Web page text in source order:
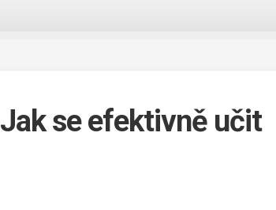
Jak se efektivně učit